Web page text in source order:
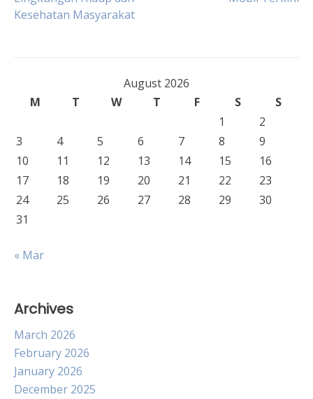
navigation
Kesehatan Masyarakat
August 2026
M
T W T F S
S
1
2
3
4 5 6 7 8
9
10
11 12 13 14 15
16
17
18 19 20 21 22
23
24
25 26 27 28 29
30
31
« Mar
Archives
March 2026
February 2026
January 2026
December 2025